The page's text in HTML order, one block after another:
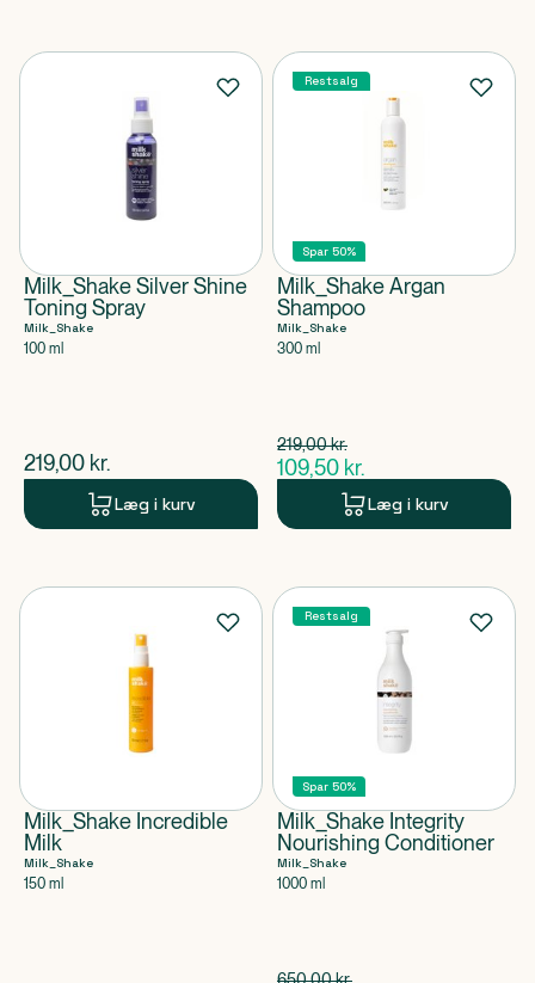
Milk_Shake Silver Shine
Toning Spray
Milk_Shake
100 ml
$nuværende pris
219,00 kr.
Læg i kurv
Restsalg
Spar 50%
Milk_Shake Argan
Shampoo
Milk_Shake
300 ml
$gammel pris
219,00kr.
Spar 109,50 kr.
$nuværende pris
109,50 kr.
Læg i kurv
Milk_Shake Incredible
Milk
Milk_Shake
150 ml
Restsalg
Spar 50%
Milk_Shake Integrity
Nourishing Conditioner
Milk_Shake
1000 ml